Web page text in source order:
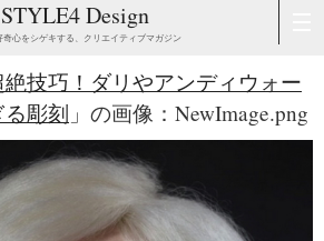
STYLE4 Design
奇心をシゲキする、クリエイティブマガジン
絶技巧！ダリやアンディウォー
彫刻 」の画像：NewImage.png